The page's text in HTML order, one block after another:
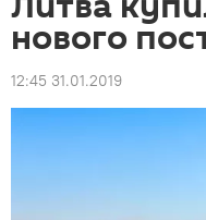
нового
12:45 31.01.2019